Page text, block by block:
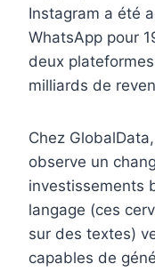
Instagram a été
WhatsApp pour
deux
milliards de
Chez
observe un
investissements
langage (ces
sur des textes)
capables de